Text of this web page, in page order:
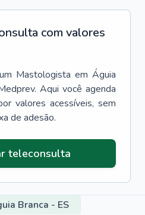
com valores
Mastologista em Águia
Aqui você agenda
valores acessíveis, sem
de adesão.
teleconsulta
Branca - ES